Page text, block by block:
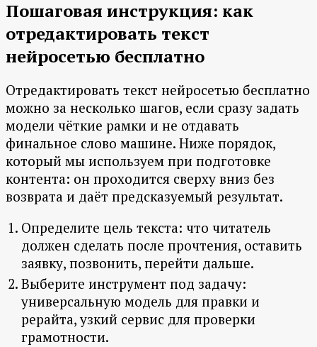
Пошаговая инструкция: как
отредактировать текст
нейросетью бесплатно
Отредактировать текст нейросетью бесплатно
можно за несколько шагов, если сразу задать
модели чёткие рамки и не отдавать
финальное слово машине. Ниже порядок,
который мы используем при подготовке
контента: он проходится сверху вниз без
возврата и даёт предсказуемый результат.
Определите цель текста: что читатель
должен сделать после прочтения, оставить
заявку, позвонить, перейти дальше.
Выберите инструмент под задачу:
универсальную модель для правки и
рерайта, узкий сервис для проверки
грамотности.